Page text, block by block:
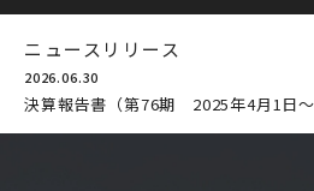
ニュースリリース
2026.06.30
決算報告書（第76期 2025年4月1日～